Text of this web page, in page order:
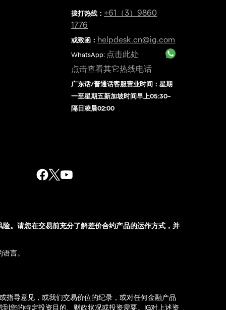
拨打热线 ：+61（3）9860
1776
或致函： helpdesk.cn@ig.com
WhatsApp: 点击此处
点击查看其它热线电话
广东话/普通话客服营业时间：星期
一至星期五新加坡时间早上05:30–
隔日凌晨02:00
。请您在交易前充分了解差价合约产品的运作方式，并
言。
指导意见，或我们交易价位的纪录，或对任何金融产品
您的特定投资目的、财政状况或投资需要。IG对上述资